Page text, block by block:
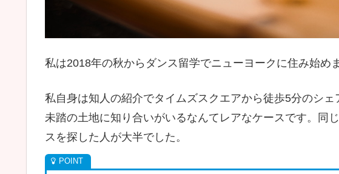
私は2018年の秋からダンス留学でニューヨークに住み始め
私自身は知人の紹介でタイムズスクエアから徒歩5分のシ
未踏の土地に知り合いがいるなんてレアなケースです。同
スを探した人が大半でした。